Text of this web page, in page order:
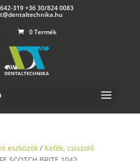
319 +36 30/824 0083
0 Termék
eszközök/ Kefék, csiszoló